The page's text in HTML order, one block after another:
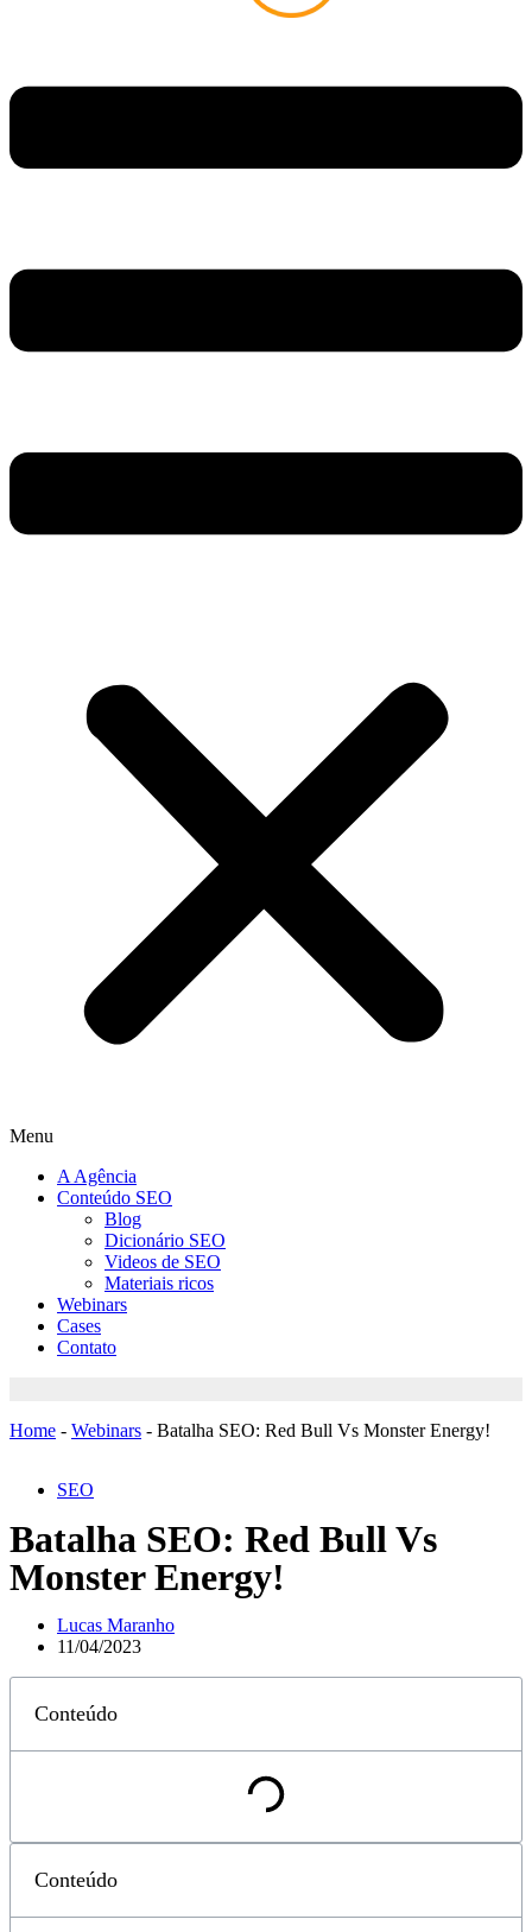
Menu
A Agência
Conteúdo SEO
Blog
Dicionário SEO
Videos de SEO
Materiais ricos
Webinars
Cases
Contato
Home - Webinars - Batalha SEO: Red Bull Vs Monster Energy!
SEO
Batalha SEO: Red Bull Vs
Monster Energy!
Lucas Maranho
11/04/2023
Conteúdo
Conteúdo